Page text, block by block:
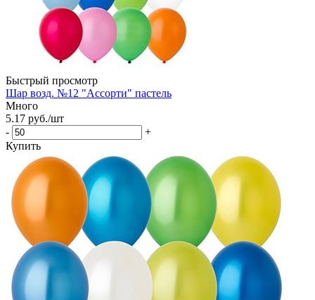
Быстрый просмотр
Шар возд. №12 "Ассорти" пастель
Много
5.17 руб./шт
-
+
Купить